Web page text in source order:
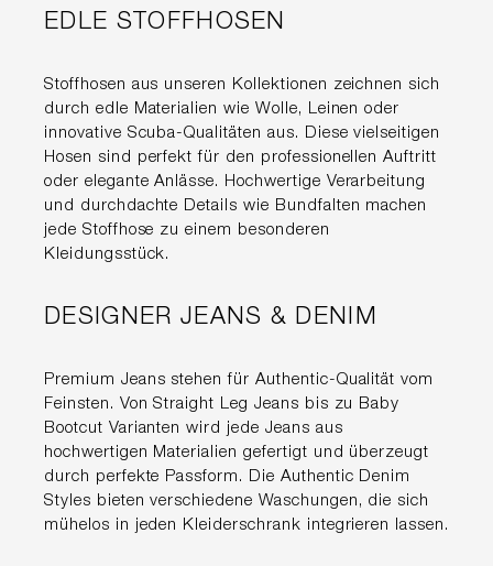
EDLE STOFFHOSEN
Stoffhosen aus unseren Kollektionen zeichnen sich
durch edle Materialien wie Wolle, Leinen oder
innovative Scuba-Qualitäten aus. Diese vielseitigen
Hosen sind perfekt für den professionellen Auftritt
oder elegante Anlässe. Hochwertige Verarbeitung
und durchdachte Details wie Bundfalten machen
jede Stoffhose zu einem besonderen
Kleidungsstück.
DESIGNER JEANS & DENIM
Premium Jeans stehen für Authentic-Qualität vom
Feinsten. Von Straight Leg Jeans bis zu Baby
Bootcut Varianten wird jede Jeans aus
hochwertigen Materialien gefertigt und überzeugt
durch perfekte Passform. Die Authentic Denim
Styles bieten verschiedene Waschungen, die sich
mühelos in jeden Kleiderschrank integrieren lassen.